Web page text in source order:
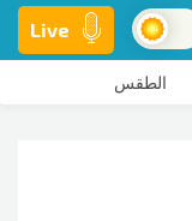
Live
الطقس